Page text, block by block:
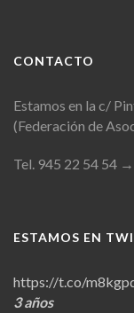
CONTACTO
Estamos en la c/
(Federación de
Tel. 945 22 54 54 →
ESTAMOS EN
https://t.co/
3 años